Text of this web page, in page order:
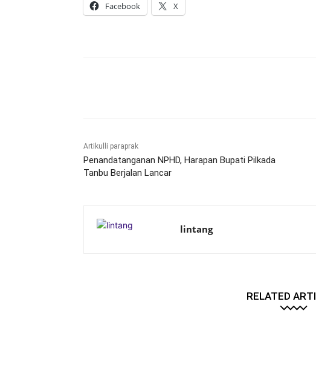
Facebook X
Artikulli paraprak
Penandatanganan NPHD, Harapan Bupati Pilkada
Tanbu Berjalan Lancar
lintang
RELATED